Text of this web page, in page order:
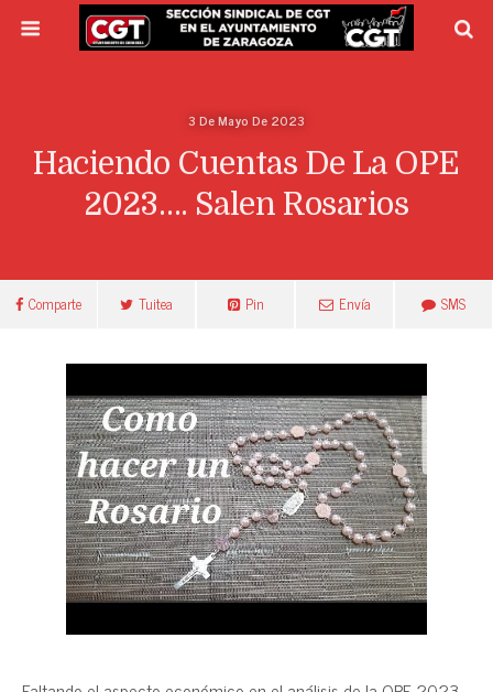
3 De Mayo De 2023
Haciendo Cuentas De La OPE
2023…. Salen Rosarios
Comparte Tuitea Pin Envía SMS